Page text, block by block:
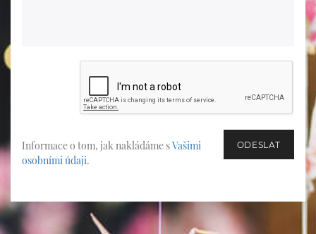
Informace o tom, jak nakládáme sVašimi
osobními údaji.